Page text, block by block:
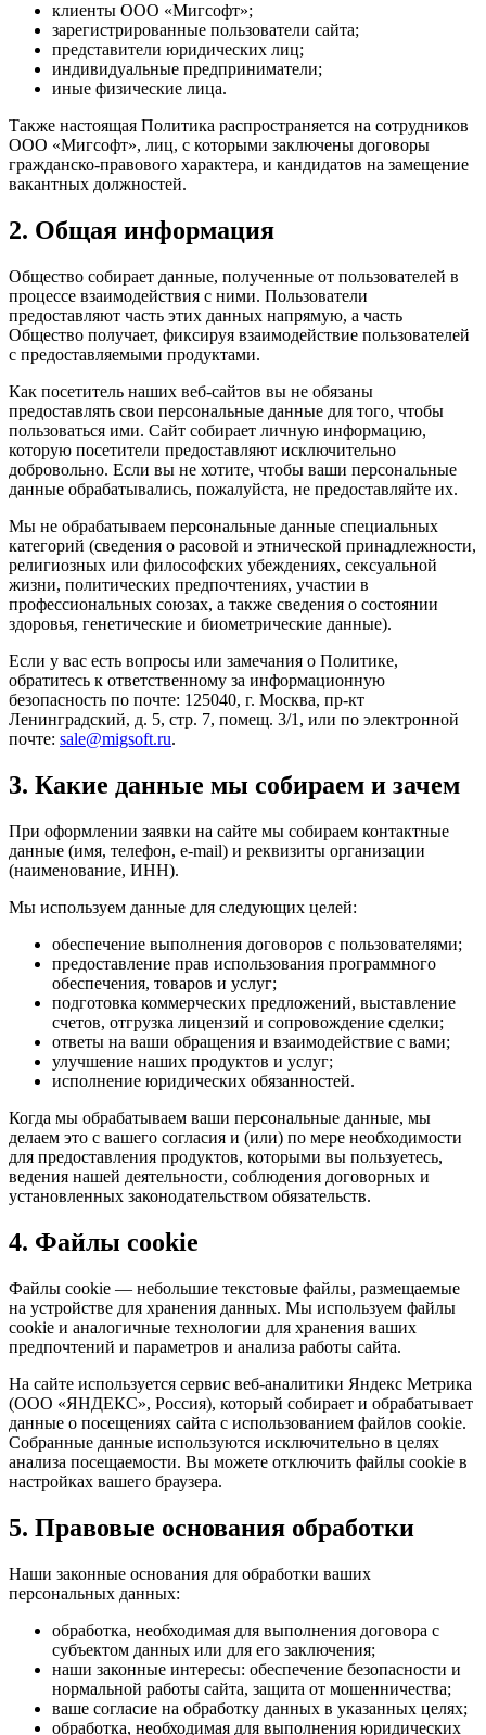
клиенты ООО «Мигсофт»;
зарегистрированные пользователи сайта;
представители юридических лиц;
индивидуальные предприниматели;
иные физические лица.
Также настоящая Политика распространяется на сотрудников
ООО «Мигсофт», лиц, с которыми заключены договоры
гражданско-правового характера, и кандидатов на замещение
вакантных должностей.
2. Общая информация
Общество собирает данные, полученные от пользователей в
процессе взаимодействия с ними. Пользователи
предоставляют часть этих данных напрямую, а часть
Общество получает, фиксируя взаимодействие пользователей
с предоставляемыми продуктами.
Как посетитель наших веб-сайтов вы не обязаны
предоставлять свои персональные данные для того, чтобы
пользоваться ими. Сайт собирает личную информацию,
которую посетители предоставляют исключительно
добровольно. Если вы не хотите, чтобы ваши персональные
данные обрабатывались, пожалуйста, не предоставляйте их.
Мы не обрабатываем персональные данные специальных
категорий (сведения о расовой и этнической принадлежности,
религиозных или философских убеждениях, сексуальной
жизни, политических предпочтениях, участии в
профессиональных союзах, а также сведения о состоянии
здоровья, генетические и биометрические данные).
Если у вас есть вопросы или замечания о Политике,
обратитесь к ответственному за информационную
безопасность по почте: 125040, г. Москва, пр-кт
Ленинградский, д. 5, стр. 7, помещ. 3/1, или по электронной
почте: sale@migsoft.ru.
3. Какие данные мы собираем и зачем
При оформлении заявки на сайте мы собираем контактные
данные (имя, телефон, e-mail) и реквизиты организации
(наименование, ИНН).
Мы используем данные для следующих целей:
обеспечение выполнения договоров с пользователями;
предоставление прав использования программного
обеспечения, товаров и услуг;
подготовка коммерческих предложений, выставление
счетов, отгрузка лицензий и сопровождение сделки;
ответы на ваши обращения и взаимодействие с вами;
улучшение наших продуктов и услуг;
исполнение юридических обязанностей.
Когда мы обрабатываем ваши персональные данные, мы
делаем это с вашего согласия и (или) по мере необходимости
для предоставления продуктов, которыми вы пользуетесь,
ведения нашей деятельности, соблюдения договорных и
установленных законодательством обязательств.
4. Файлы cookie
Файлы cookie — небольшие текстовые файлы, размещаемые
на устройстве для хранения данных. Мы используем файлы
cookie и аналогичные технологии для хранения ваших
предпочтений и параметров и анализа работы сайта.
На сайте используется сервис веб-аналитики Яндекс Метрика
(ООО «ЯНДЕКС», Россия), который собирает и обрабатывает
данные о посещениях сайта с использованием файлов cookie.
Собранные данные используются исключительно в целях
анализа посещаемости. Вы можете отключить файлы cookie в
настройках вашего браузера.
5. Правовые основания обработки
Наши законные основания для обработки ваших
персональных данных:
обработка, необходимая для выполнения договора с
субъектом данных или для его заключения;
наши законные интересы: обеспечение безопасности и
нормальной работы сайта, защита от мошенничества;
ваше согласие на обработку данных в указанных целях;
обработка, необходимая для выполнения юридических